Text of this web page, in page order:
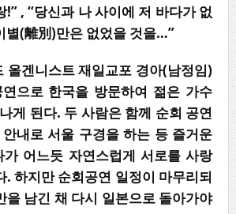
!” , “당신과 나 사이에 저 바다가 없
별(離別)만은 없었을 것을…”
올겐니스트 재일교포 경아(남정임)
으로 한국을 방문하여 젊은 가수
게 된다. 두 사람은 함께 순회 공연
내로 서울 구경을 하는 등 즐거운
가 어느듯 자연스럽게 서로를 사랑
. 하지만 순회공연 일정이 마무리되
을 남긴 채 다시 일본으로 돌아가야